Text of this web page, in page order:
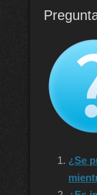
¿Se